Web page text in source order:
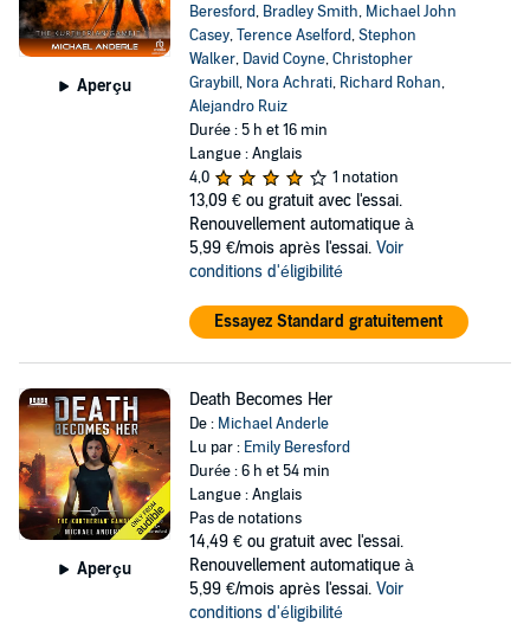
survives the turning, will she be powerful? If she is powerful, what
will she do to those who will now want her dead? The universe
might forever be changed in her wake.
What you thought you knew about Vampires and Werewolves is
wrong...so very, very, wrong.
Performed by Colleen Delany, Emily Beresford, Bradley Smith,
Michael John Casey, Terence Aselford, Stephon Walker, David Coyne,
Christopher Graybill, Nora Achrati, Richard Rohan, Alejandro Ruiz,
Steve Wannall, Chris Genebach, Nick DePinto, Steven Carpenter, Eric
Messner, Eva Wilhelm, Henry Kramer, Joel David Santner, Jefferson
Aperçu
Beresford, Bradley Smith, Michael John
Casey,Terence Aselford,Stephon
Walker, David Coyne,Christopher
Graybill, Nora Achrati, Richard Rohan,
Alejandro Ruiz
Durée : 5 h et 16 min
Langue : Anglais
4,0
1 notation
13,09 € ou gratuit avec l'essai.
Renouvellement automatique à
5,99 €/mois après l'essai. Voir
conditions d'éligibilité
Essayez Standard gratuitement
Aperçu
Death Becomes Her
De : Michael Anderle
Lu par : Emily Beresford
Durée : 6 h et 54 min
Langue : Anglais
Pas de notations
14,49 € ou gratuit avec l'essai.
Renouvellement automatique à
5,99 €/mois après l'essai. Voir
conditions d'éligibilité